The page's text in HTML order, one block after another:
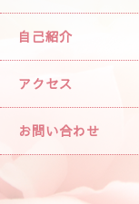
自己紹介
アクセス
お問い合わせ